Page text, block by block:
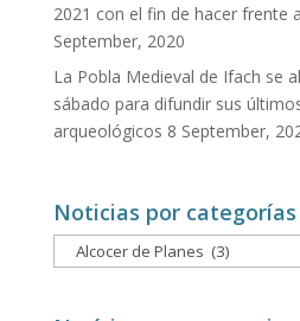
2021 con el fin de hacer frente
September, 2020
La Pobla Medieval de Ifach se
sábado para difundir sus
arqueológicos 8 September,
Noticias por categorías
Noticias
por